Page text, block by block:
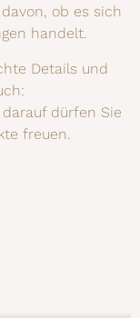
ob es sich
handelt.
Details und
dürfen Sie
freuen.